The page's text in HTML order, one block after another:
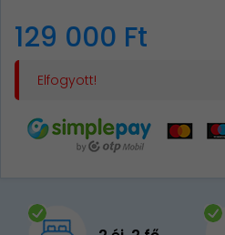
129 000 Ft
Elfogyott!